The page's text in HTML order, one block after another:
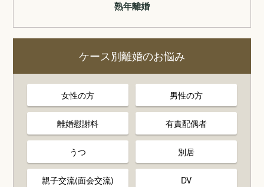
熟年離婚
ケース別離婚のお悩み
女性の方 男性の方
離婚慰謝料 有責配偶者
うつ 別居
親子交流(面会交流) DV